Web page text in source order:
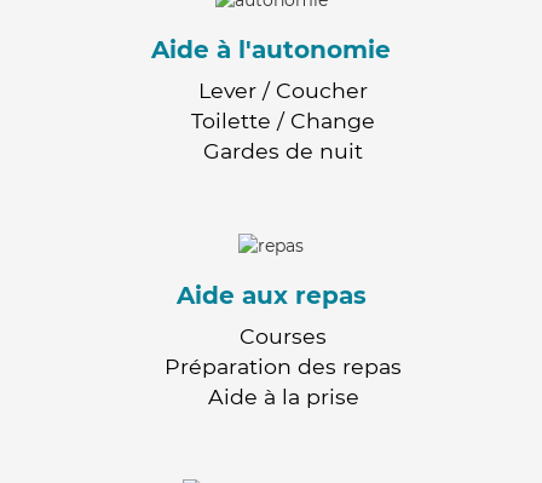
Aide à l'autonomie
Lever / Coucher
Toilette / Change
Gardes de nuit
Aide aux repas
Courses
Préparation des repas
Aide à la prise